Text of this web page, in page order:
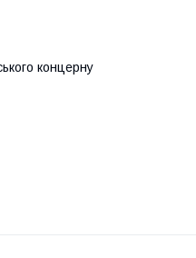
концерну